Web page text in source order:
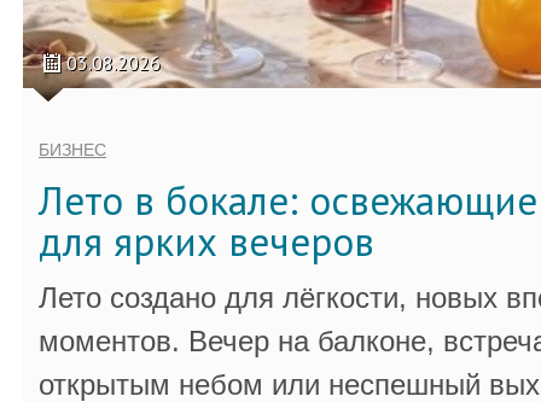
03.08.2026
БИЗНЕС
Лето в бокале:
для ярких вечеров
Лето создано для лёгкости, новых
моментов. Вечер на балконе,
открытым небом или неспешный